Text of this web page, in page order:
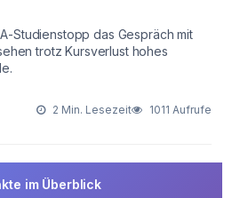
Studienstopp das Gespräch mit
trotz Kursverlust hohes
2 Min. Lesezeit 1011 Aufrufe
im Überblick